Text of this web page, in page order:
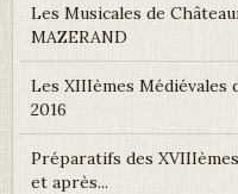
Les Musicales de
MAZERAND
Les XIIIèmes Médiévales
2016
Préparatifs des
et après...